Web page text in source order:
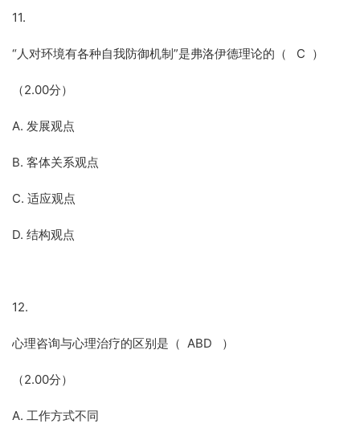
11.
“人对环境有各种自我防御机制”是弗洛伊德理论的（ C ）
（2.00分）
A. 发展观点
B. 客体关系观点
C. 适应观点
D. 结构观点
12.
心理咨询与心理治疗的区别是（ ABD ）
（2.00分）
A. 工作方式不同